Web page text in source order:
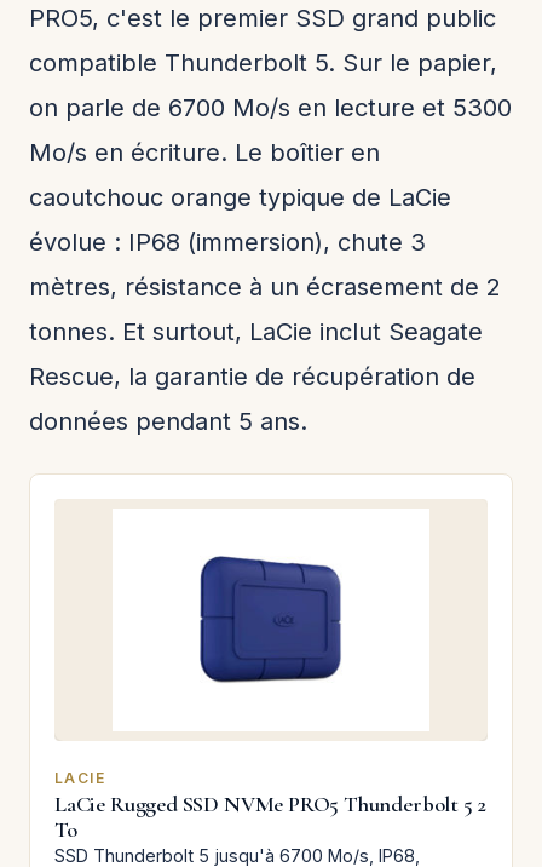
PRO5, c'est le premier SSD grand public
compatible Thunderbolt 5. Sur le papier,
on parle de 6700 Mo/s en lecture et 5300
Mo/s en écriture. Le boîtier en
caoutchouc orange typique de LaCie
évolue : IP68 (immersion), chute 3
mètres, résistance à un écrasement de 2
tonnes. Et surtout, LaCie inclut Seagate
Rescue, la garantie de récupération de
données pendant 5 ans.
LACIE
LaCie Rugged SSD NVMe PRO5 Thunderbolt 5 2
To
SSD Thunderbolt 5 jusqu'à 6700 Mo/s, IP68,